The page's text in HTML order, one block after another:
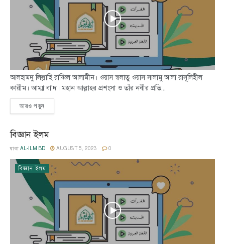
আলহামদু লিল্লাহি রাব্বিল আলামীন। ওয়াস স্বলাতু ওয়াস সালামু আলা রাসূলিহীল
কারীম। আম্মা বা'দ। মহান আল্লাহর প্রশংসা ও তাঁর নবীর প্রতি...
আরও পড়ুন
বিজ্ঞান ইলম
দ্বারা AL-ILM BD AUGUST 5, 2023 0
বিজ্ঞান ইলম